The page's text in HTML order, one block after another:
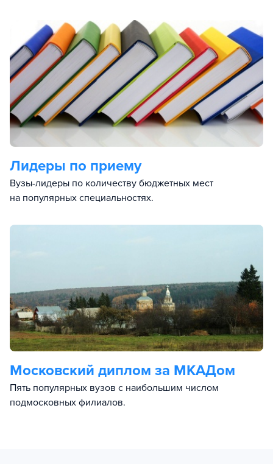
Лидеры по приему
Вузы-лидеры по количеству бюджетных мест
на популярных специальностях.
Московский диплом за МКАДом
Пять популярных вузов с наибольшим числом
подмосковных филиалов.